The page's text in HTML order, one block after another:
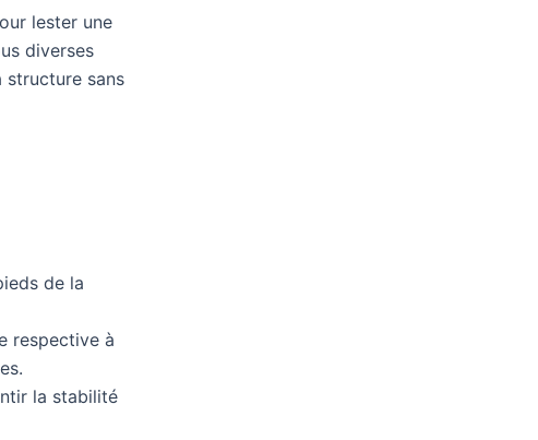
lester une
diverses
sans
de la
respective à
la stabilité